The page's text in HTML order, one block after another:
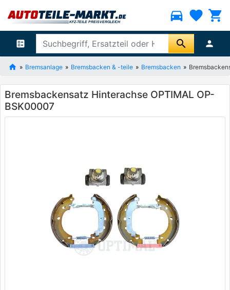
directions_car favorite shopping_cart
ballot search person
Bremsanlage Bremsbacken & -teile Bremsbacken
Bremsbackensatz Hinterachse OPTIMAL OP-
BSK00007